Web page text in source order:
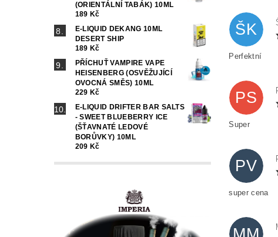
(ORIENTÁLNÍ TABÁK) 10ML
189 Kč
E-LIQUID DEKANG 10ML
DESERT SHIP
189 Kč
PŘÍCHUŤ VAMPIRE VAPE
HEISENBERG (OSVĚŽUJÍCÍ
OVOCNÁ SMĚS) 10ML
229 Kč
E-LIQUID DRIFTER BAR SALTS
- SWEET BLUEBERRY ICE
(ŠŤAVNATÉ LEDOVÉ
BORŮVKY) 10ML
209 Kč
ŠK
Perfektní
PS
Super
PV
super cena